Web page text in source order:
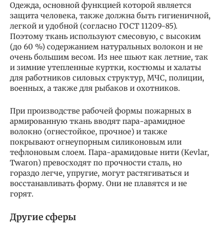
Одежда, основной функцией которой является
защита человека, также должна быть гигиеничной,
легкой и удобной (согласно ГОСТ 11209-85).
Поэтому ткань используют смесовую, с высоким
(до 60 %) содержанием натуральных волокон и не
очень большим весом. Из нее шьют как летние, так
и зимние утепленные куртки, костюмы и халаты
для работников силовых структур, МЧС, полиции,
военных, а также для рыбаков и охотников.
При производстве рабочей формы пожарных в
армированную ткань вводят пара-арамидное
волокно (огнестойкое, прочное) и также
покрывают огнеупорным силиконовым или
тефлоновым слоем. Пара-арамидовые нити (Kevlar,
Twaron) превосходят по прочности сталь, но
гораздо легче, упругие, могут растягиваться и
восстанавливать форму. Они не плавятся и не
горят.
Другие сферы